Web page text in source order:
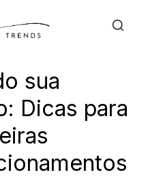
sua
Dicas para